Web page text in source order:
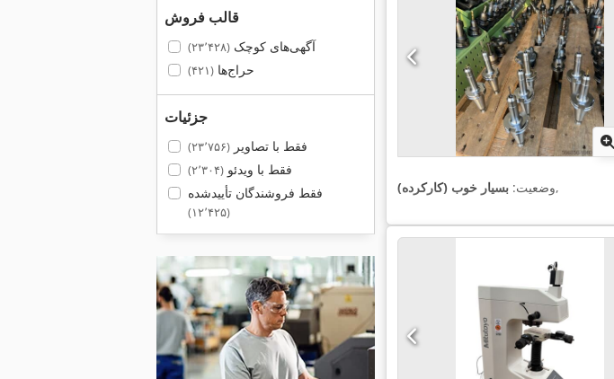
قالب فروش
آگهی‌های کوچک(۲۳٬۴۲۸)
حراج‌ها(۴۲۱)
جزئیات
فقط با تصاویر(۲۳٬۷۵۶)
فقط با ویدئو(۲٬۳۰۴)
فقط فروشندگان تأییدشده
(۱۲٬۴۲۵)
وضعیت: بسیار خوب (کارکرده) ,